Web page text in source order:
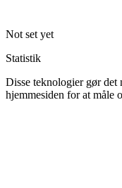
Not set yet
Statistik
Disse teknologier gør det
hjemmesiden for at måle